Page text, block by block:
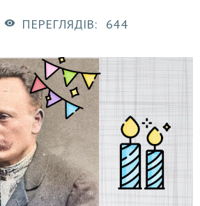
ПЕРЕГЛЯДІВ: 644